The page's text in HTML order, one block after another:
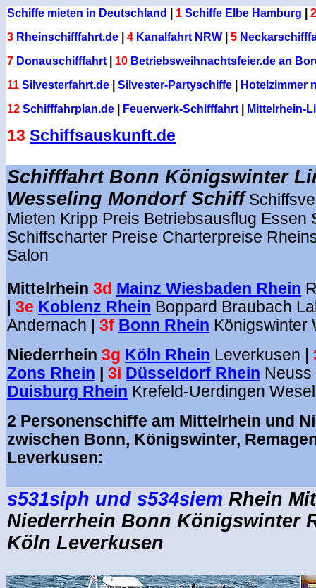
Schiffe mieten in Deutschland 1 Schiffe Elbe Hamburg
3 Rheinschifffahrt.de 4 Kanalfahrt NRW 5
7 Donauschifffahrt 10 Betriebsweihnachtsfeier.de an
11 Silvesterfahrt.de Silvester-Partyschiffe
Hotelzimmer
12 Schifffahrplan.de Feuerwerk-Schifffahrt Mittelrhein-
13 Schiffsauskunft.de
Schifffahrt Bonn Königswinter
Wesseling Mondorf Schiff
Mieten Kripp Preis Betriebsausflug Essen
Schiffscharter Preise Charterpreise
Salon
Mittelrhein 3d Mainz Wiesbaden Rhein
3e Koblenz Rhein Boppard Braubach
Andernach | 3f Bonn Rhein Königswinter
Niederrhein 3g Köln Rhein Leverkusen |
Zons Rhein
3i Düsseldorf Rhein
Duisburg Rhein Krefeld-Uerdingen
2 Personenschiffe am Mittelrhein und
zwischen Bonn, Königswinter,
Leverkusen:
s531siph und s534siem Rhein
Niederrhein Bonn Königswinter
Köln Leverkusen